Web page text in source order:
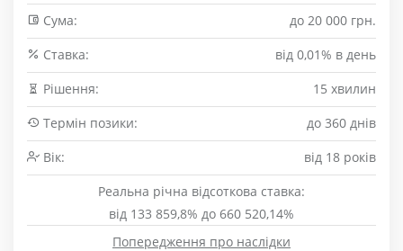
Сума:
до 20 000 грн.
Cтавка:
від 0,01% в день
Рішення:
15 хвилин
Термін позики:
до 360 днів
Вік:
від 18 років
Реальна річна відсоткова ставка:
від 133 859,8% до 660 520,14%
Попередження про наслідки